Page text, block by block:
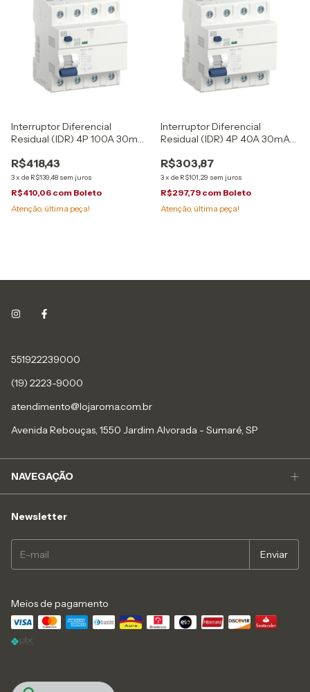
Interruptor Diferencial
Residual (IDR) 4P 100A 30mA
R$418,43
3x de R$139,48 sem juros
R$410,06 com Boleto
Atenção, última peça!
Interruptor Diferencial
Residual (IDR) 4P 40A 30mA
R$303,87
3x de R$101,29 sem juros
R$297,79 com Boleto
Atenção, última peça!
551922239000
(19) 2223-9000
atendimento@lojaroma.com.br
Avenida Rebouças, 1550 Jardim Alvorada - Sumaré, SP
NAVEGAÇÃO
Newsletter
Meios de pagamento